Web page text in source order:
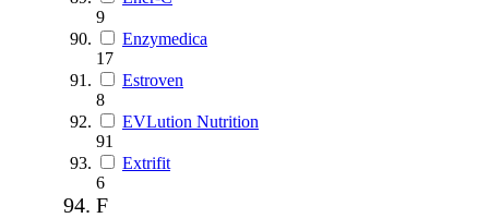
9
Enzymedica
17
Estroven
8
EVLution Nutrition
91
Extrifit
6
F